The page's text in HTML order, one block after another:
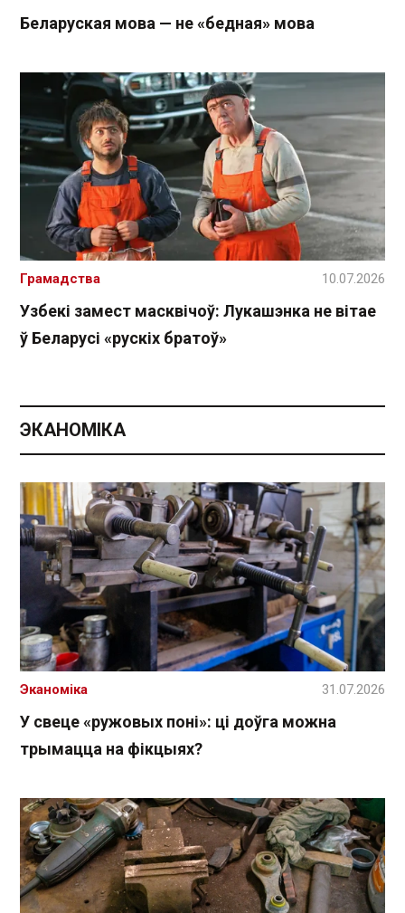
Беларуская мова — не «бедная» мова
Узбекі замест масквічоў: Лукашэнка не вітае
ў Беларусі «рускіх братоў»
Грамадства 10.07.2026
ЭКАНОМІКА
У свеце «ружовых поні»: ці доўга можна
трымацца на фікцыях?
Эканоміка 31.07.2026